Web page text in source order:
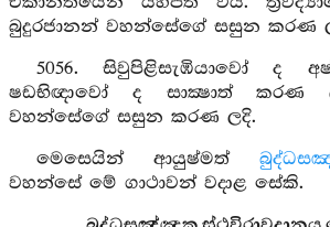
බුදුරජානන් වහන්සේගේ සසුන කරණ
5056. සිවුපිළිසැඹියාවෝ ද
ෂඩභිඥාවෝ ද සාක්‍ෂාත් කරණ
වහන්සේගේ සසුන කරණ ලදි.
මෙසෙයින් ආයුෂ්මත්
වහන්සේ මේ ගාථාවන් වදාළ සේකි.